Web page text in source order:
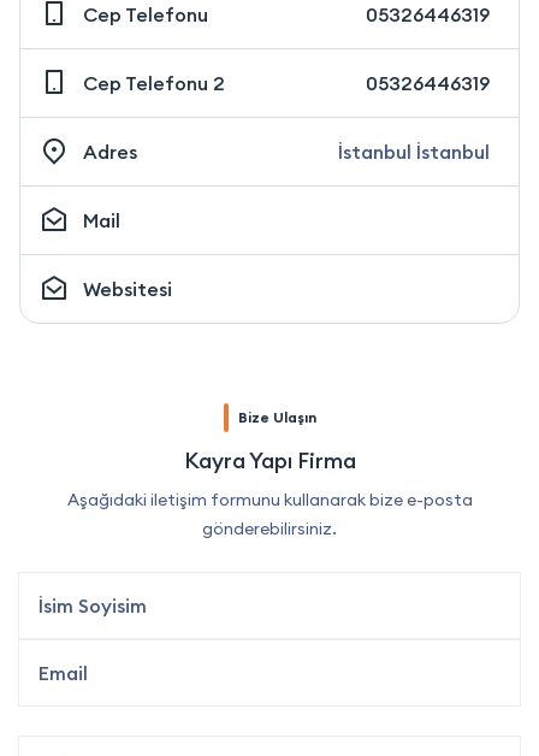
Cep Telefonu 05326446319
Cep Telefonu 2 05326446319
Adres İstanbul İstanbul
Mail
Websitesi
Bize Ulaşın
Kayra Yapı Firma
Aşağıdaki iletişim formunu kullanarak bize e-posta
gönderebilirsiniz.